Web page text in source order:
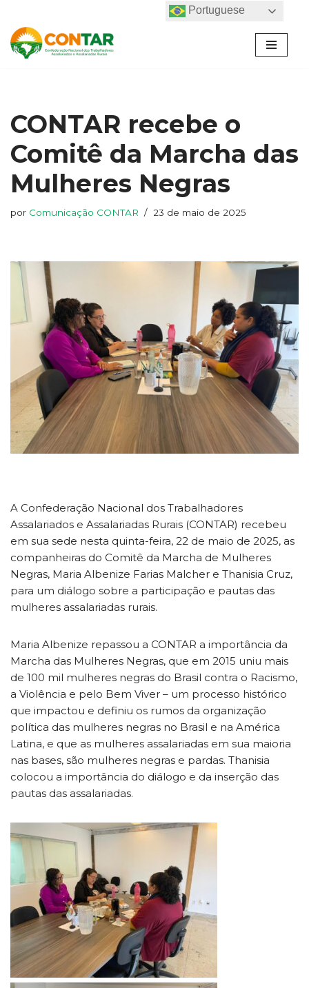
Pular
para
CONTAR recebe o
Comitê da Marcha das
Mulheres Negras
por Comunicação CONTAR 23 de maio de 2025
A Confederação Nacional dos Trabalhadores
Assalariados e Assalariadas Rurais (CONTAR) recebeu
em sua sede nesta quinta-feira, 22 de maio de 2025, as
companheiras do Comitê da Marcha de Mulheres
Negras, Maria Albenize Farias Malcher e Thanisia Cruz,
para um diálogo sobre a participação e pautas das
mulheres assalariadas rurais.
Maria Albenize repassou a CONTAR a importância da
Marcha das Mulheres Negras, que em 2015 uniu mais
de 100 mil mulheres negras do Brasil contra o Racismo,
a Violência e pelo Bem Viver – um processo histórico
que impactou e definiu os rumos da organização
política das mulheres negras no Brasil e na América
Latina, e que as mulheres assalariadas em sua maioria
nas bases, são mulheres negras e pardas. Thanisia
colocou a importância do diálogo e da inserção das
pautas das assalariadas.
Portuguese